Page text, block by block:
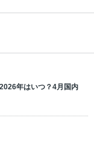
年はいつ？4月国内